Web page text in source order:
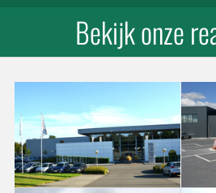
Bekijk onze